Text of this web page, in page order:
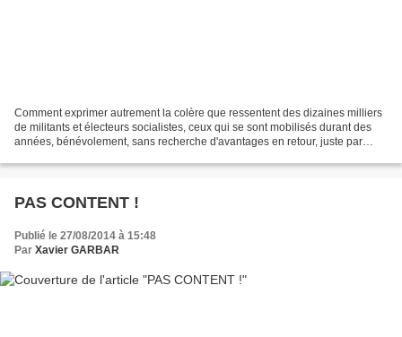
Comment exprimer autrement la colère que ressentent des dizaines milliers
de militants et électeurs socialistes, ceux qui se sont mobilisés durant des
années, bénévolement, sans recherche d'avantages en retour, juste par
PAS CONTENT !
Publié le 27/08/2014 à 15:48
Par Xavier GARBAR